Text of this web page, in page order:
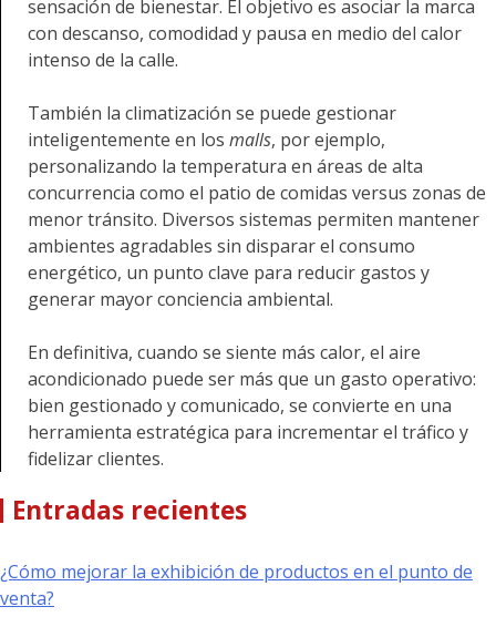
sensación de bienestar. El objetivo es asociar la marca
con descanso, comodidad y pausa en medio del calor
intenso de la calle.
También la climatización se puede gestionar
inteligentemente en los malls, por ejemplo,
personalizando la temperatura en áreas de alta
concurrencia como el patio de comidas versus zonas de
menor tránsito. Diversos sistemas permiten mantener
ambientes agradables sin disparar el consumo
energético, un punto clave para reducir gastos y
generar mayor conciencia ambiental.
En definitiva, cuando se siente más calor, el aire
acondicionado puede ser más que un gasto operativo:
bien gestionado y comunicado, se convierte en una
herramienta estratégica para incrementar el tráfico y
fidelizar clientes.
Entradas recientes
¿Cómo mejorar la exhibición de productos en el punto de
venta?